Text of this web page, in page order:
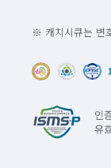
※ 캐치시큐는 변